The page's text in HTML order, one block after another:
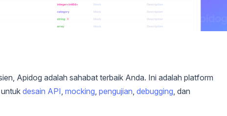
Apidog adalah sahabat terbaik Anda. Ini adalah platform
desain API mocking pengujian debugging , dan